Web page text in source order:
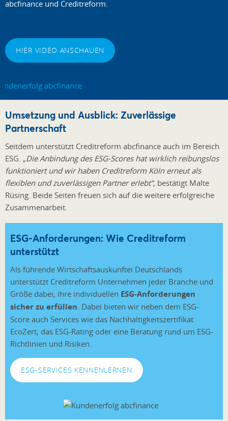
abcfinance und Creditreform.
HIER VIDEO ANSCHAUEN
Umsetzung und Ausblick: Zuverlässige
Partnerschaft
Seitdem unterstützt Creditreform abcfinance auch im Bereich
ESG. „Die Anbindung des ESG-Scores hat wirklich reibungslos
funktioniert und wir haben Creditreform Köln erneut als
flexiblen und zuverlässigen Partner erlebt“, bestätigt Malte
Rüsing. Beide Seiten freuen sich auf die weitere erfolgreiche
Zusammenarbeit.
ESG-Anforderungen: Wie Creditreform
unterstützt
Als führende Wirtschaftsauskunftei Deutschlands
unterstützt Creditreform Unternehmen jeder Branche und
Größe dabei, ihre individuellen ESG-Anforderungen
sicher zu erfüllen. Dabei bieten wir neben dem ESG-
Score auch Services wie das Nachhaltigkeitszertifikat
EcoZert, das ESG-Rating oder eine Beratung rund um ESG-
Richtlinien und Risiken.
ESG-SERVICES KENNENLERNEN